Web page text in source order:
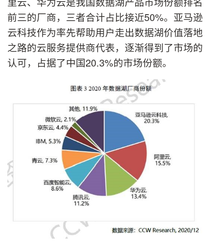
前三的厂商，三者合计占比接近50%。亚马逊
云科技作为率先帮助用户走出数据湖价值落地
之路的云服务提供商代表，逐渐得到了市场的
认可，占据了中国20.3%的市场份额。